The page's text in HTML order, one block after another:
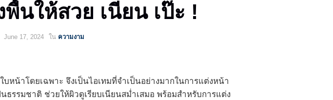
นให้สวย เนียน เป๊ะ !
June 17, 2024 ใน ความงาม
น้าโดยเฉพาะ จึงเป็นไอเทมที่จำเป็นอย่างมากในการแต่งหน้า
ธรรมชาติ ช่วยให้ผิวดูเรียบเนียนสม่ำเสมอ พร้อมสำหรับการแต่ง